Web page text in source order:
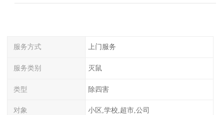
服务方式 上门服务
服务类别 灭鼠
类型 除四害
对象 小区,学校,超市,公司